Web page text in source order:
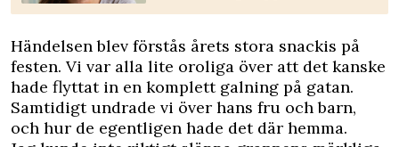
Händelsen blev förstås årets stora snackis på
festen. Vi var alla lite oroliga över att det kanske
hade flyttat in en komplett galning på gatan.
Samtidigt undrade vi över hans fru och barn,
och hur de egentligen hade det där hemma.